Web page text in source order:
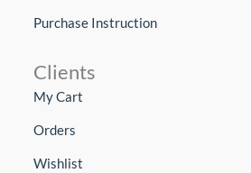
Purchase Instruction
Clients
My Cart
Orders
Wishlist